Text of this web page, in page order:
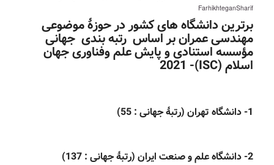
FarhikhteganSharif
برترین دانشگاه های کشور در حوزۀ موضوعی
مهندسی عمران بر اساس رتبه بندی جهانی
مؤسسه استنادی و پایش علم وفناوری جهان
اسلام (ISC)- 2021
1- دانشگاه تهران (رتبۀ جهانی : 55)
2- دانشگاه علم و صنعت ایران (رتبۀ جهانی : 137)